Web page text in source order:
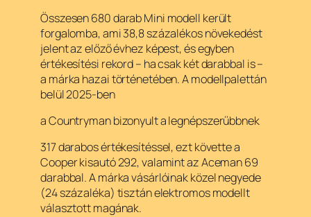
Összesen 680 darab Mini modell került
forgalomba, ami 38,8 százalékos növekedést
jelent az előző évhez képest, és egyben
értékesítési rekord – ha csak két darabbal is –
a márka hazai történetében. A modellpalettán
belül 2025-ben
a Countryman bizonyult a legnépszerűbbnek
317 darabos értékesítéssel, ezt követte a
Cooper kisautó 292, valamint az Aceman 69
darabbal. A márka vásárlóinak közel negyede
(24 százaléka) tisztán elektromos modellt
választott magának.